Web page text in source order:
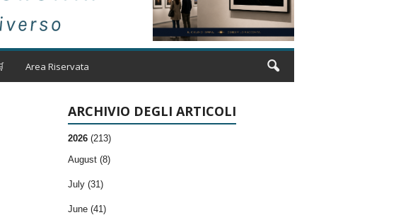
Area Riservata
ARCHIVIO DEGLI ARTICOLI
2026 (213)
August (8)
July (31)
June (41)